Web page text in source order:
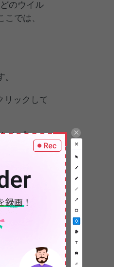
のウイル
では、
リックして
オプショ
ステム内
ムをチェ
所をスキ